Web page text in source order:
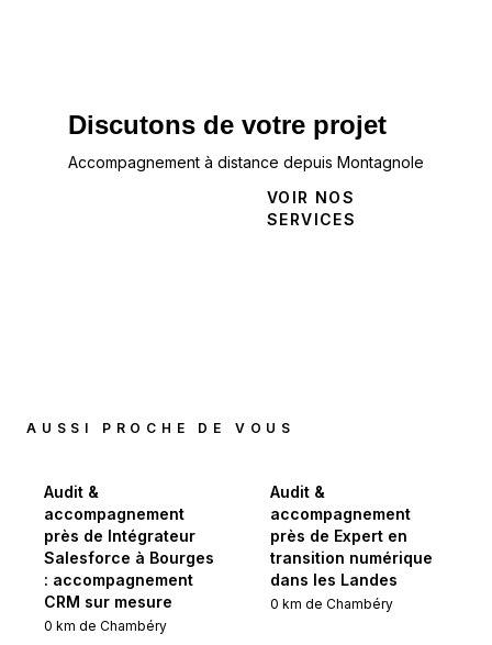
Discutons de votre projet
Accompagnement à distance depuis Montagnole
VOIR NOS
SERVICES
AUSSI PROCHE DE VOUS
Audit &
accompagnement
près de Intégrateur
Salesforce à Bourges
: accompagnement
CRM sur mesure
0 km de Chambéry
Audit &
accompagnement
près de Expert en
transition numérique
dans les Landes
0 km de Chambéry